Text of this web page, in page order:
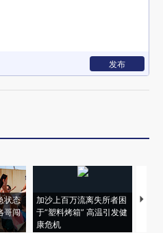
发布
状态
哥闯
加沙上百万流离失所者困
于“塑料烤箱” 高温引发健
康危机
视线
术
心“